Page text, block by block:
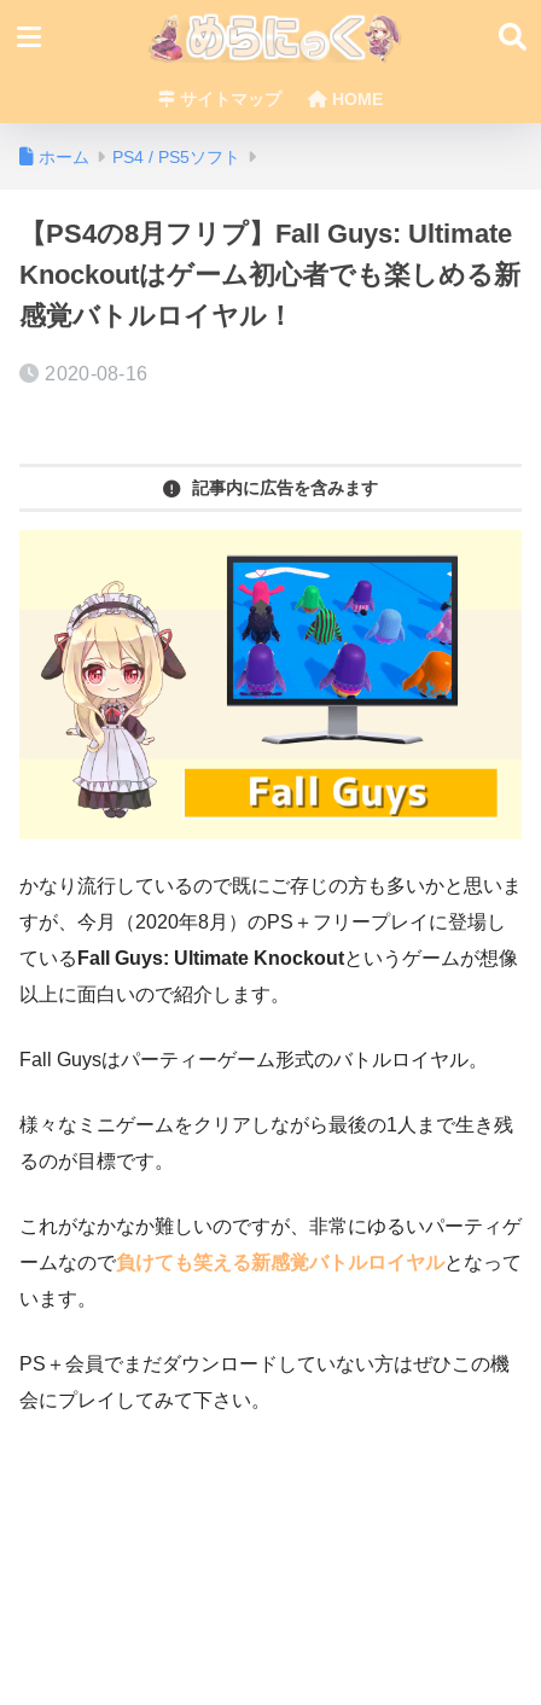
サイトマップ HOME
ホーム PS4 / PS5ソフト
【PS4の8月フリプ】Fall Guys: Ultimate
Knockoutはゲーム初心者でも楽しめる新
感覚バトルロイヤル！
2020-08-16
記事内に広告を含みます
かなり流行しているので既にご存じの方も多いかと思いま
すが、今月（2020年8月）のPS＋フリープレイに登場し
ている Fall Guys: Ultimate Knockoutというゲームが想像
以上に面白いので紹介します。
Fall Guysはパーティーゲーム形式のバトルロイヤル。
様々なミニゲームをクリアしながら最後の1人まで生き残
るのが目標です。
これがなかなか難しいのですが、非常にゆるいパーティゲ
ームなので負けても笑える新感覚バトルロイヤルとなって
います。
PS＋会員でまだダウンロードしていない方はぜひこの機
会にプレイしてみて下さい。